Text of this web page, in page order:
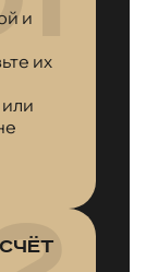
и
их